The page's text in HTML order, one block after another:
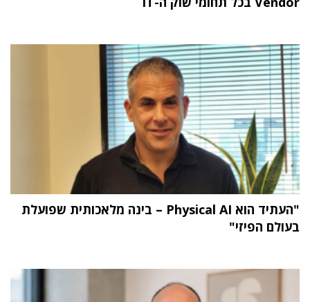
"העתיד הוא Physical AI – בינה מלאכותית שפועלת
בעולם הפיזי"